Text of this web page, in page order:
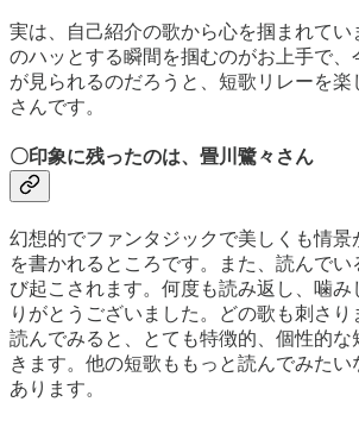
実は、自己紹介の歌から心を掴まれてい
のハッとする瞬間を掴むのがお上手で、
が見られるのだろうと、短歌リレーを楽
さんです。
〇印象に残ったのは、畳川鷺々さん
幻想的でファンタジックで美しくも情景
を書かれるところです。また、読んで
び起こされます。何度も読み返し、噛み
りがとうございました。どの歌も刺さり
読んでみると、とても特徴的、個性的な
きます。他の短歌ももっと読んでみた
あります。